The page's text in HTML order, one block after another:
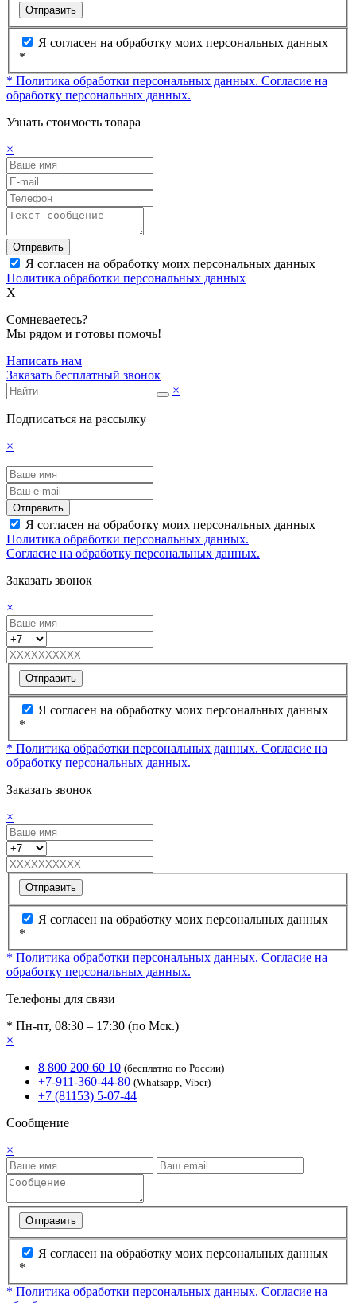
Отправить
Я согласен на обработку моих персональных данных
*
* Политика обработки персональных данных. Согласие на
обработку персональных данных.
Узнать стоимость товара
×
Отправить
Я согласен на обработку моих персональных данных
Политика обработки персональных данных
X
Сомневаетесь?
Мы рядом и готовы помочь!
Написать нам
Заказать бесплатный звонок
×
Подписаться на рассылку
×
Отправить
Я согласен на обработку моих персональных данных
Политика обработки персональных данных.
Согласие на обработку персональных данных.
Заказать звонок
×
Отправить
Я согласен на обработку моих персональных данных
*
* Политика обработки персональных данных. Согласие на
обработку персональных данных.
Заказать звонок
×
Отправить
Я согласен на обработку моих персональных данных
*
* Политика обработки персональных данных. Согласие на
обработку персональных данных.
Телефоны для связи
* Пн-пт, 08:30 – 17:30 (по Мск.)
×
8 800 200 60 10 (бесплатно по России)
+7-911-360-44-80 (Whatsapp, Viber)
+7 (81153) 5-07-44
Сообщение
×
Отправить
Я согласен на обработку моих персональных данных
*
* Политика обработки персональных данных. Согласие на